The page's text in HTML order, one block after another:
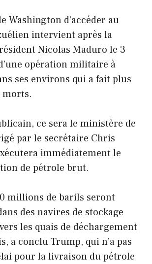
Washington d’accéder au
intervient après la
Nicolas Maduro le 3
opération militaire à
ses environs qui a fait plus
morts.
ce sera le ministère de
par le secrétaire Chris
immédiatement le
de pétrole brut.
millions de barils seront
des navires de stockage
les quais de déchargement
a conclu Trump, qui n’a pas
pour la livraison du pétrole